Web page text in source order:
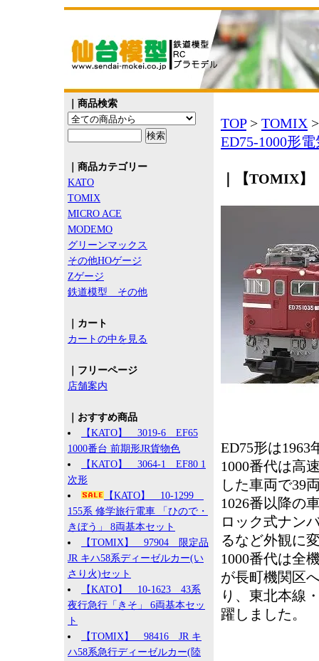
｜商品検索
｜商品カテゴリー
KATO
TOMIX
MICRO ACE
MODEMO
グリーンマックス
その他HOゲージ
Zゲージ
鉄道模型 その他
｜カート
カートの中を見る
｜フリーページ
店舗案内
｜おすすめ商品
【KATO】 3019-6 EF65
1000番台 前期形JR貨物色
【KATO】 3064-1 EF80 1
次形
【KATO】 10-1299
155系 修学旅行電車 「ひので・
きぼう」 8両基本セット
【TOMIX】 97904 限定品
JR キハ58系ディーゼルカー(い
さり火)セット
【KATO】 10-1623 43系
夜行急行「きそ」 6両基本セッ
ト
【TOMIX】 98416 JR キ
ハ58系急行ディーゼルカー(陸
TOP> TOMIX
ED75-1000形
｜【TOMIX
ED75形は
1000番代は高
した車両で39
1026番以降の
ロック式ナン
るなど外観に
1000番代は全
が長町機関区
り、東北本線
躍しました。